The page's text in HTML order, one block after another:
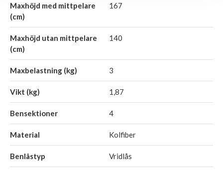
Maxhöjd med mittpelare
(cm)
167
Maxhöjd utan mittpelare
(cm)
140
Maxbelastning (kg) 3
Vikt (kg) 1,87
Bensektioner 4
Material Kolfiber
Benlåstyp Vridlås